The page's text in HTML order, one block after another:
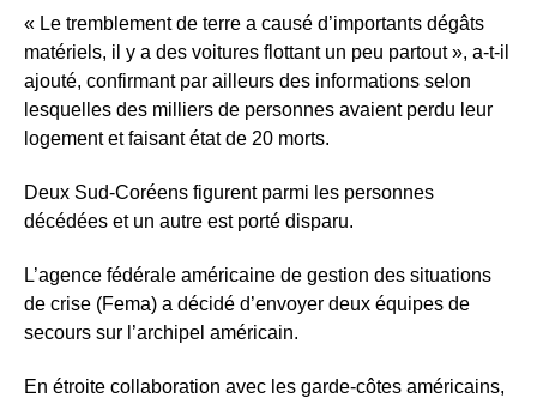
« Le tremblement de terre a causé d’importants dégâts
matériels, il y a des voitures flottant un peu partout », a-t-il
ajouté, confirmant par ailleurs des informations selon
lesquelles des milliers de personnes avaient perdu leur
logement et faisant état de 20 morts.
Deux Sud-Coréens figurent parmi les personnes
décédées et un autre est porté disparu.
L’agence fédérale américaine de gestion des situations
de crise (Fema) a décidé d’envoyer deux équipes de
secours sur l’archipel américain.
En étroite collaboration avec les garde-côtes américains,